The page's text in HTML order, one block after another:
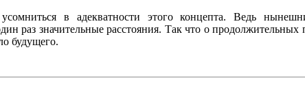
в адекватности этого концепта. Ведь
раз значительные расстояния. Так что о продолжительных
будущего.